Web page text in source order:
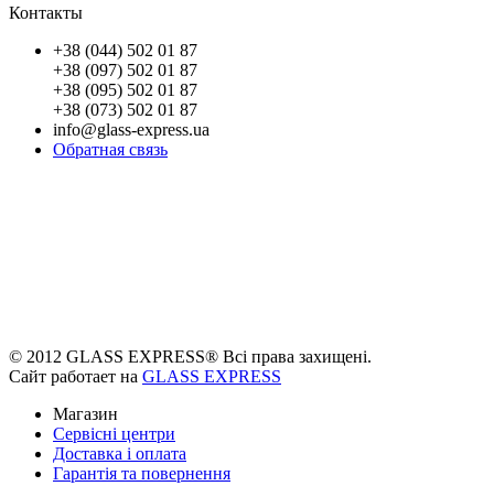
Контакты
+38 (044) 502 01 87
+38 (097) 502 01 87
+38 (095) 502 01 87
+38 (073) 502 01 87
info@glass-express.ua
Обратная связь
© 2012 GLASS EXPRESS® Всі права захищені.
Сайт работает на GLASS EXPRESS
Магазин
Сервісні центри
Доставка і оплата
Гарантія та повернення